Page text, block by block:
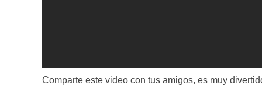
Comparte este video con tus amigos, es muy